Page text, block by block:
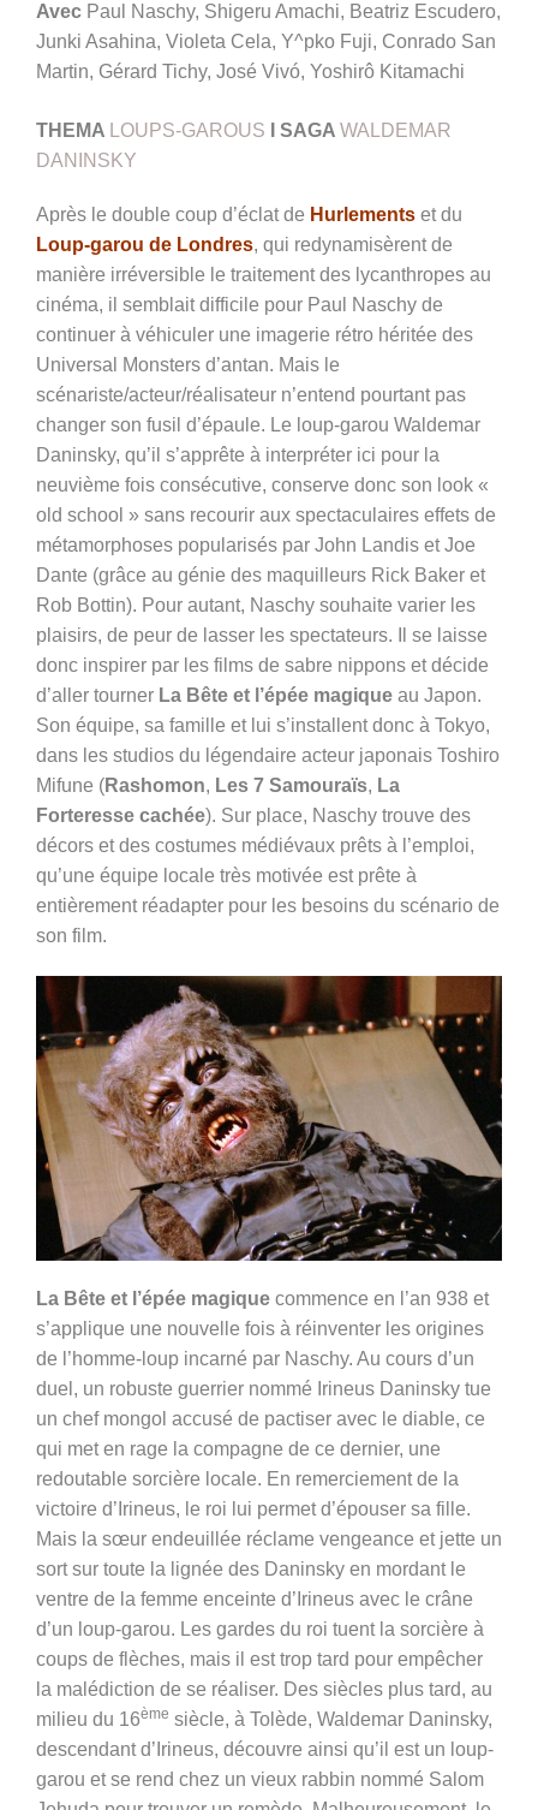
Avec Paul Naschy, Shigeru Amachi, Beatriz Escudero,
Junki Asahina, Violeta Cela, Y^pko Fuji, Conrado San
Martin, Gérard Tichy, José Vivó, Yoshirô Kitamachi
THEMA LOUPS-GAROUS I SAGA WALDEMAR
DANINSKY
Après le double coup d’éclat de Hurlements et du
Loup-garou de Londres, qui redynamisèrent de
manière irréversible le traitement des lycanthropes au
cinéma, il semblait difficile pour Paul Naschy de
continuer à véhiculer une imagerie rétro héritée des
Universal Monsters d’antan. Mais le
scénariste/acteur/réalisateur n’entend pourtant pas
changer son fusil d’épaule. Le loup-garou Waldemar
Daninsky, qu’il s’apprête à interpréter ici pour la
neuvième fois consécutive, conserve donc son look «
old school » sans recourir aux spectaculaires effets de
métamorphoses popularisés par John Landis et Joe
Dante (grâce au génie des maquilleurs Rick Baker et
Rob Bottin). Pour autant, Naschy souhaite varier les
plaisirs, de peur de lasser les spectateurs. Il se laisse
donc inspirer par les films de sabre nippons et décide
d’aller tourner La Bête et l’épée magique au Japon.
Son équipe, sa famille et lui s’installent donc à Tokyo,
dans les studios du légendaire acteur japonais Toshiro
Mifune (Rashomon, Les 7 Samouraïs, La
Forteresse cachée). Sur place, Naschy trouve des
décors et des costumes médiévaux prêts à l’emploi,
qu’une équipe locale très motivée est prête à
entièrement réadapter pour les besoins du scénario de
son film.
La Bête et l’épée magique commence en l’an 938 et
s’applique une nouvelle fois à réinventer les origines
de l’homme-loup incarné par Naschy. Au cours d’un
duel, un robuste guerrier nommé Irineus Daninsky tue
un chef mongol accusé de pactiser avec le diable, ce
qui met en rage la compagne de ce dernier, une
redoutable sorcière locale. En remerciement de la
victoire d’Irineus, le roi lui permet d’épouser sa fille.
Mais la sœur endeuillée réclame vengeance et jette un
sort sur toute la lignée des Daninsky en mordant le
ventre de la femme enceinte d’Irineus avec le crâne
d’un loup-garou. Les gardes du roi tuent la sorcière à
coups de flèches, mais il est trop tard pour empêcher
la malédiction de se réaliser. Des siècles plus tard, au
milieu du 16ème siècle, à Tolède, Waldemar Daninsky,
descendant d’Irineus, découvre ainsi qu’il est un loup-
garou et se rend chez un vieux rabbin nommé Salom